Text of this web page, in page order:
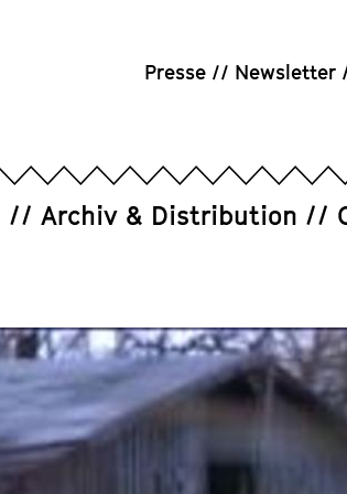
Presse Newsletter
Archiv & Distribution